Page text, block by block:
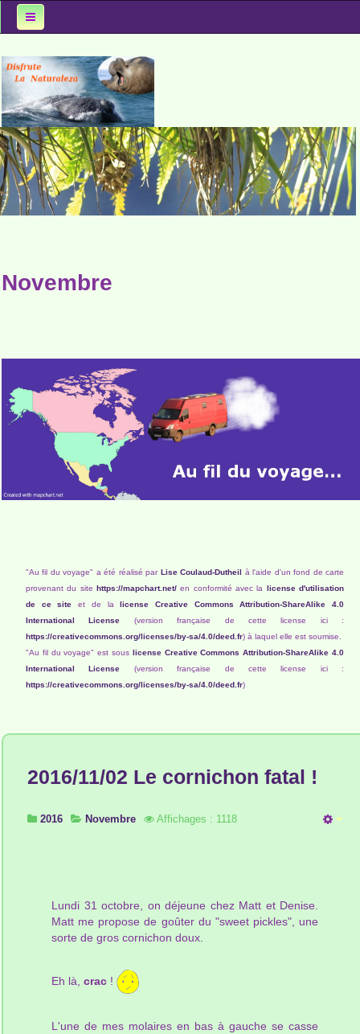
Spots Obs
Oiseaux
Mammifères
Milieux
Novembre
"Au fil du voyage" a été réalisé par Lise Coulaud-Dutheil à l'aide d'un fond de carte
provenant du site https://mapchart.net/ en conformité avec la license d'utilisation
de ce site et de lalicense Creative Commons Attribution-ShareAlike 4.0
International License (version française de cette license ici :
https://creativecommons.org/licenses/by-sa/4.0/deed.fr) à laquel elle est soumise.
"Au fil du voyage" est sous license Creative Commons Attribution-ShareAlike 4.0
International License (version française de cette license ici :
https://creativecommons.org/licenses/by-sa/4.0/deed.fr)
2016/11/02 Le cornichon fatal !
2016 Novembre Affichages : 1118
Lundi 31 octobre, on déjeune chez Matt et Denise.
Matt me propose de goûter du "sweet pickles", une
sorte de gros cornichon doux.
Eh là, crac !
L'une de mes molaires en bas à gauche se casse